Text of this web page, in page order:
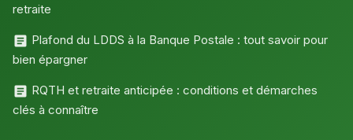
retraite
Plafond du LDDS à la Banque Postale : tout savoir pour
bien épargner
RQTH et retraite anticipée : conditions et démarches
clés à connaître